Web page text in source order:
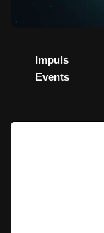
Impuls
Events